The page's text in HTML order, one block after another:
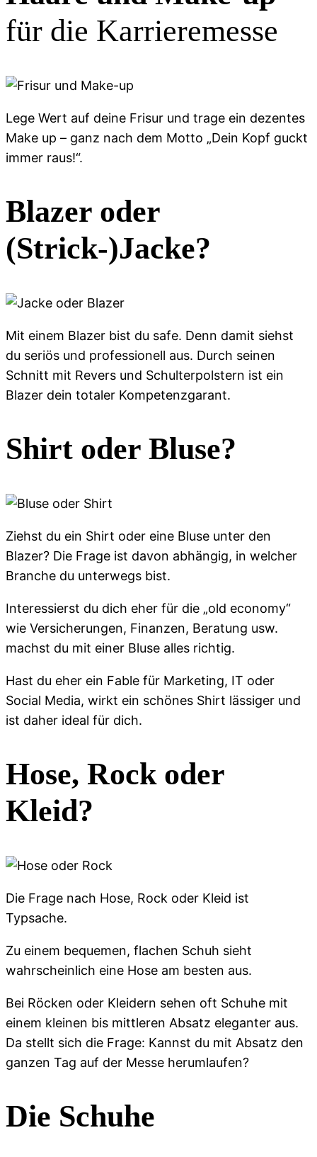
für die Karrieremesse
Lege Wert auf deine Frisur und trage ein dezentes
Make up – ganz nach dem Motto „Dein Kopf guckt
immer raus!“.
Blazer oder
(Strick-)Jacke?
Mit einem Blazer bist du safe. Denn damit siehst
du seriös und professionell aus. Durch seinen
Schnitt mit Revers und Schulterpolstern ist ein
Blazer dein totaler Kompetenzgarant.
Shirt oder Bluse?
Ziehst du ein Shirt oder eine Bluse unter den
Blazer? Die Frage ist davon abhängig, in welcher
Branche du unterwegs bist.
Interessierst du dich eher für die „old economy“
wie Versicherungen, Finanzen, Beratung usw.
machst du mit einer Bluse alles richtig.
Hast du eher ein Fable für Marketing, IT oder
Social Media, wirkt ein schönes Shirt lässiger und
ist daher ideal für dich.
Hose, Rock oder
Kleid?
Die Frage nach Hose, Rock oder Kleid ist
Typsache.
Zu einem bequemen, flachen Schuh sieht
wahrscheinlich eine Hose am besten aus.
Bei Röcken oder Kleidern sehen oft Schuhe mit
einem kleinen bis mittleren Absatz eleganter aus.
Da stellt sich die Frage: Kannst du mit Absatz den
ganzen Tag auf der Messe herumlaufen?
Die Schuhe